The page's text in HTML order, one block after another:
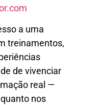
a uma
treinamentos,
de vivenciar
real —
nos